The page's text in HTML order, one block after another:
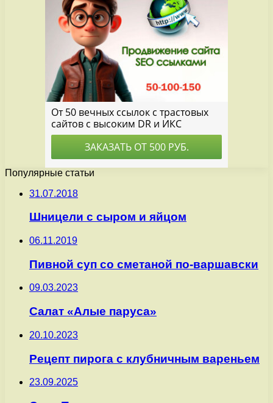
Популярные статьи
31.07.2018
Шницели с сыром и яйцом
06.11.2019
Пивной суп со сметаной по-варшавски
09.03.2023
Салат «Алые паруса»
20.10.2023
Рецепт пирога с клубничным вареньем
23.09.2025